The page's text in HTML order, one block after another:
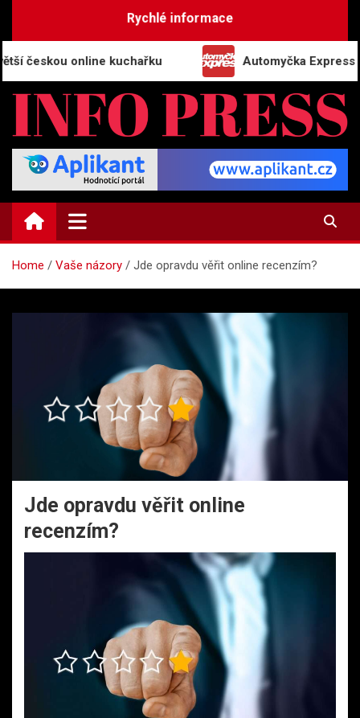
Rychlé informace
online kuchařku Automyčka Express slaví
INFO-PRESS.CZ
Zpravodajský magazín
Home Vaše názory Jde opravdu věřit online recenzím?
Jde opravdu věřit online
recenzím?